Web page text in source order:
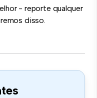
- reporte qualquer
disso.